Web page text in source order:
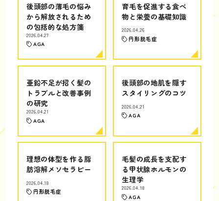
後頭部の薄毛の悩み
から解放されるため
の包括的な処方箋
2026.04.27
AGA
育毛を促進する食べ
物と栄養の基礎知識
2026.04.26
円形脱毛症
亜鉛不足が招く髪の
トラブルと改善事例
の研究
2026.04.21
AGA
後頭部の地肌を隠す
スタイリングのコツ
2026.04.21
AGA
理想の体型を作る脂
肪溶解メソセラピー
2026.04.18
円形脱毛症
毛髪の成長を支配す
る甲状腺ホルモンの
生理学
2026.04.18
AGA